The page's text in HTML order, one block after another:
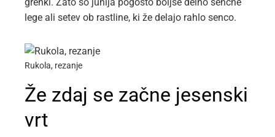
grenki. Zato so junija pogosto boljše delno senčne
lege ali setev ob rastline, ki že delajo rahlo senco.
Rukola, rezanje
Že zdaj se začne jesenski
vrt